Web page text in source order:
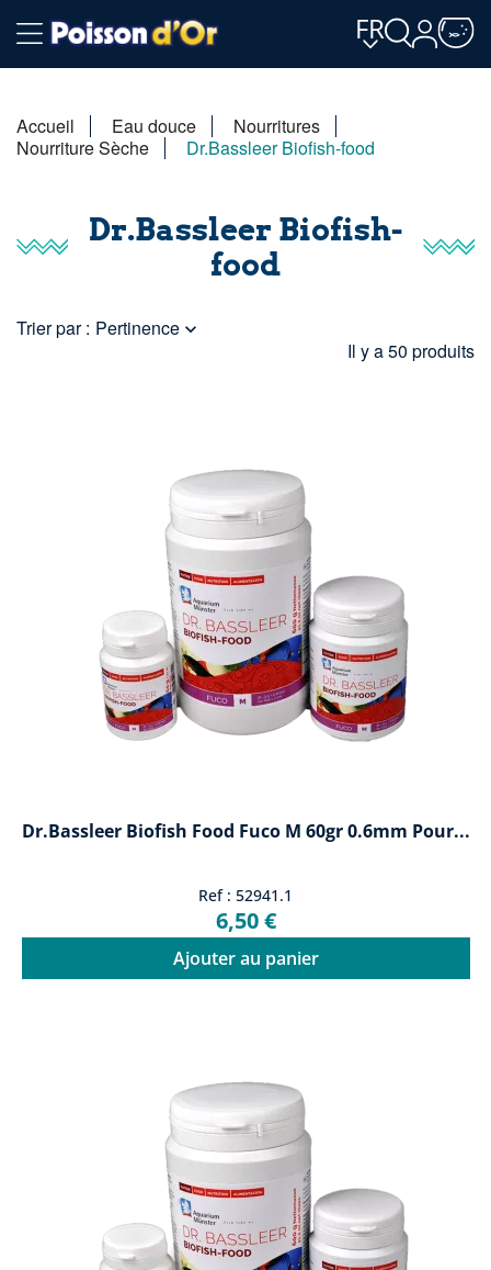
FR
Accueil Eau douce
Nourritures
Nourriture Sèche
Dr.Bassleer Biofish-food
Dr.Bassleer Biofish-
food
Trier par : Pertinence 
Il y a 50 produits
Dr.Bassleer Biofish Food Fuco M 60gr 0.6mm Pour...
Ref : 52941.1
6,50 €
Ajouter au panier